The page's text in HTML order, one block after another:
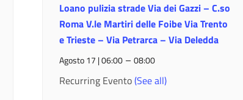
Loano pulizia strade Via dei Gazzi – C.so
Roma V.le Martiri delle Foibe Via Trento
e Trieste – Via Petrarca – Via Deledda
Agosto 17 | 06:00– 08:00
Recurring Evento(See all)